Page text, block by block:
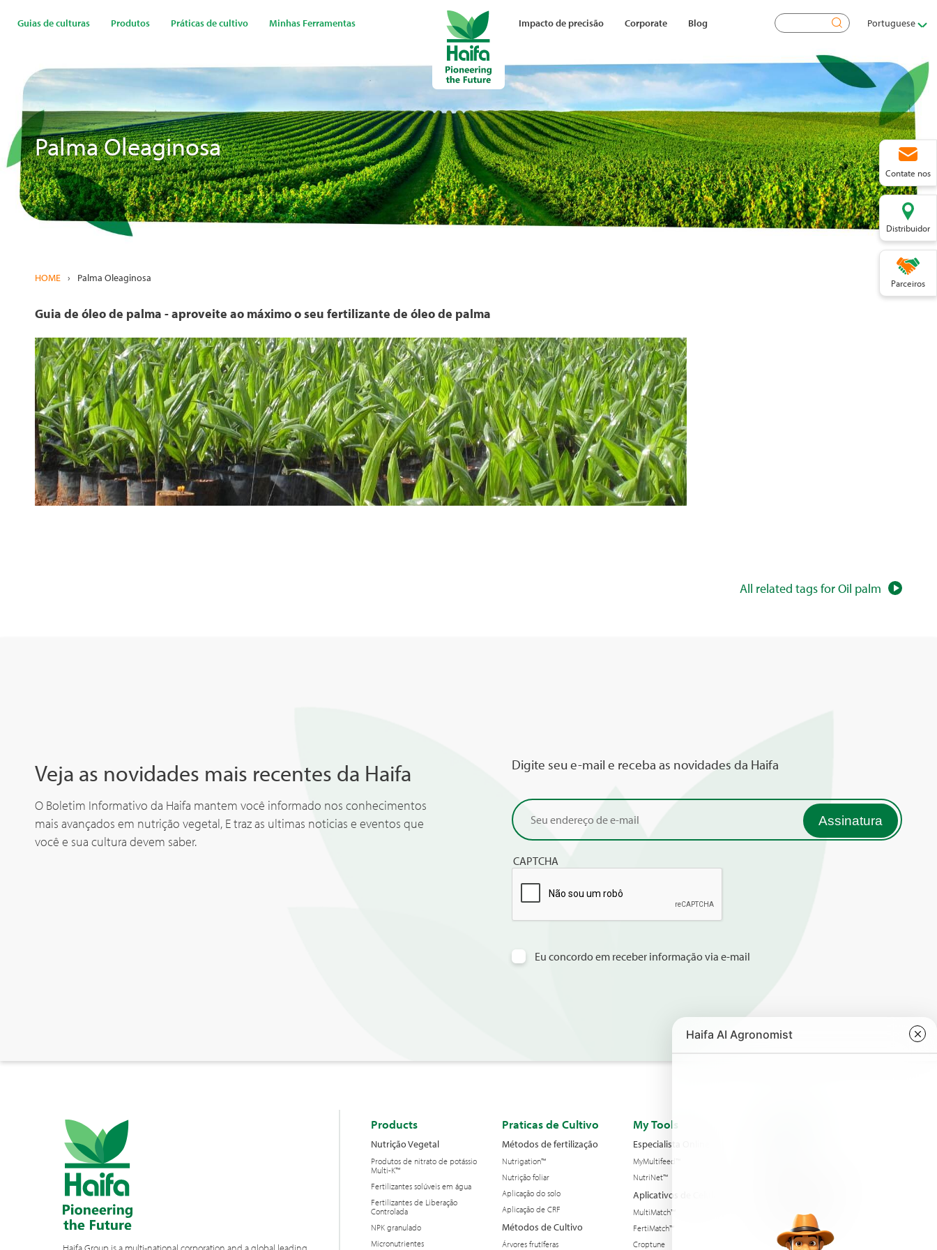
para
principal
Contate nos
Distribuidor
Parceiros
Guias de culturas Produtos Práticas de cultivo Minhas Ferramentas Impacto de precisão Corporate Blog Pesquisar Portuguese
Palma Oleaginosa
HOME › Palma Oleaginosa
Guia de óleo de palma - aproveite ao máximo o seu fertilizante de óleo de palma
All related tags for Oil palm
Veja as novidades mais recentes da Haifa
O Boletim Informativo da Haifa mantem você informado nos conhecimentos
mais avançados em nutrição vegetal, E traz as ultimas noticias e eventos que
você e sua cultura devem saber.
Digite seu e-mail e receba as novidades da Haifa
CAPTCHA
Eu concordo em receber informação via e-mail
Products
Nutrição Vegetal
Produtos de nitrato de potássio
Multi-K™
Fertilizantes solúveis em água
Fertilizantes de Liberação
Controlada
NPK granulado
Micronutrientes
Praticas de Cultivo
Métodos de fertilização
Nutrigation™
Nutrição foliar
Aplicação do solo
Aplicação de CRF
Métodos de Cultivo
Árvores frutíferas
My Tools
Especialista Online
MyMultifeed™
NutriNet™
Aplicativos de Celular
MultiMatch™
FertiMatch™
Croptune
Sustentabilidade